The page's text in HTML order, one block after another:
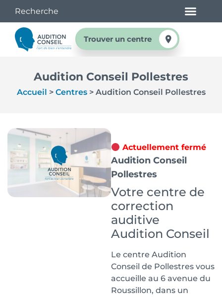
Trouver un centre
Audition Conseil Pollestres
Accueil > Centres> Audition Conseil Pollestres
Actuellement fermé
Audition Conseil
Pollestres
Votre centre de
correction
auditive
Audition Conseil
Le centre Audition
Conseil de Pollestres vous
accueille au 6 avenue du
Roussillon, dans un